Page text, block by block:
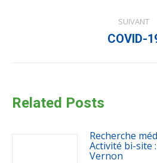
SUIVANT
COVID-
Related Posts
Recherche
Activité bi-site
Vernon